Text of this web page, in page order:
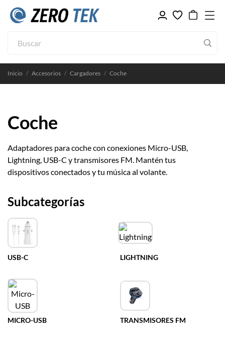
Inicio Accesorios Cargadores Coche
Coche
Adaptadores para coche con conexiones Micro-USB,
Lightning, USB-C y transmisores FM. Mantén tus
dispositivos conectados y tu música al volante.
Subcategorías
USB-C LIGHTNING
MICRO-USB TRANSMISORES FM